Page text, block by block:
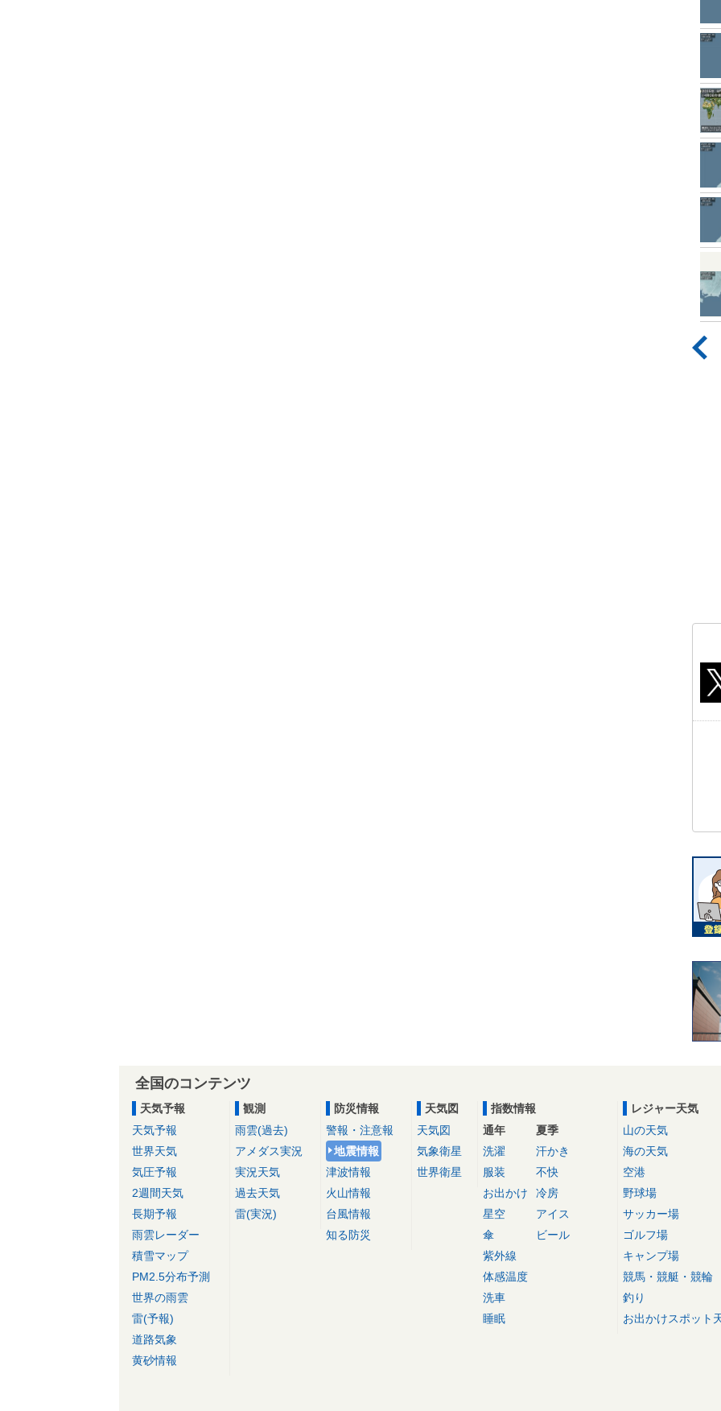
全国のコンテンツ
天気予報
天気予報
世界天気
気圧予報
2週間天気
長期予報
雨雲レーダー
積雪マップ
PM2.5分布予測
世界の雨雲
雷(予報)
道路気象
黄砂情報
観測
雨雲(過去)
アメダス実況
実況天気
過去天気
雷(実況)
防災情報
警報・注意報
地震情報
津波情報
火山情報
台風情報
知る防災
天気図
天気図
気象衛星
世界衛星
指数情報
通年
洗濯
服装
お出かけ
星空
傘
紫外線
体感温度
洗車
睡眠
夏季
汗かき
不快
冷房
アイス
ビール
レジャー天気
山の天気
海の天気
空港
野球場
サッカー場
ゴルフ場
キャンプ場
競馬・競艇・競輪
釣り
お出かけスポット